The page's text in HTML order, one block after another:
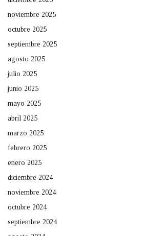
noviembre 2025
octubre 2025
septiembre 2025
agosto 2025
julio 2025
junio 2025
mayo 2025
abril 2025
marzo 2025
febrero 2025
enero 2025
diciembre 2024
noviembre 2024
octubre 2024
septiembre 2024